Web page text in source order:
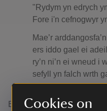
Cookies on
"Rydym yn edrych
Fore i'n cefnogwyr
Mae’r
ers iddo gael ei
ry’n ni’n ei wneud i
sefyll yn falch wrth
arall.”
Bydd gwirfoddolwyr yr